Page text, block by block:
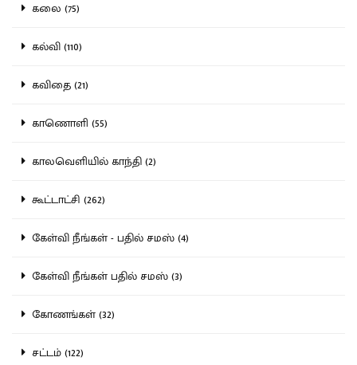
கலை (75)
கல்வி (110)
கவிதை (21)
காணொளி (55)
காலவெளியில் காந்தி (2)
கூட்டாட்சி (262)
கேள்வி நீங்கள் - பதில் சமஸ் (4)
கேள்வி நீங்கள் பதில் சமஸ் (3)
கோணங்கள் (32)
சட்டம் (122)